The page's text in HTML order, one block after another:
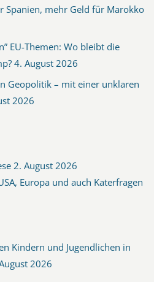
Spanien, mehr Geld für Marokko
EU-Themen: Wo bleibt die
4. August 2026
Geopolitik – mit einer unklaren
2026
2. August 2026
Europa und auch Katerfragen
Kindern und Jugendlichen in
2026